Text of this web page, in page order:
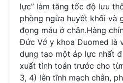
lực” làm tăng tốc độ lưu
phòng ngừa huyết khối và
đọng máu ở chân.Hàng
Đức Vớ y khoa Duomed là
dụng tạo một áp lực nhất
xuất tính toán trước cho
3, 4) lên tĩnh mạch chân,